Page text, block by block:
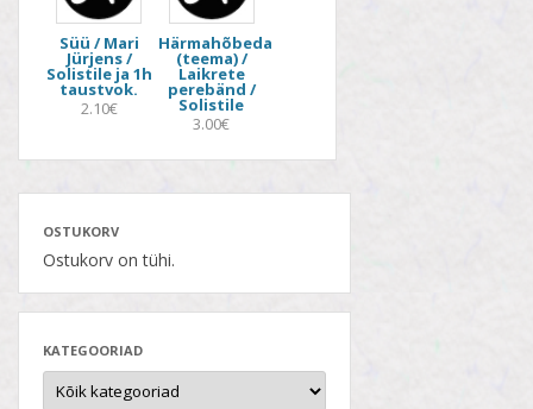
Süü / Mari
Jürjens /
Solistile ja 1h
taustvok.
2.10€
Härmahõbeda
(teema) /
Laikrete
perebänd /
Solistile
3.00€
OSTUKORV
Ostukorv on tühi.
KATEGOORIAD